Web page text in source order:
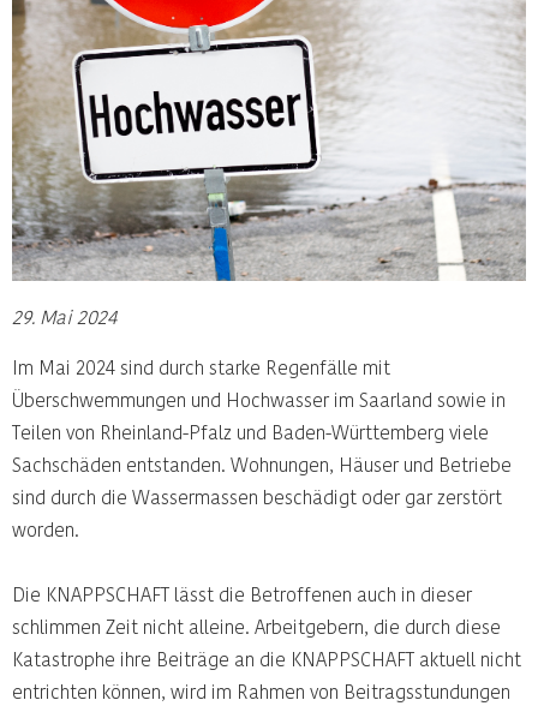
29. Mai 2024
Im Mai 2024 sind durch starke Regenfälle mit
Überschwemmungen und Hochwasser im Saarland sowie in
Teilen von Rheinland-Pfalz und Baden-Württemberg viele
Sachschäden entstanden. Wohnungen, Häuser und Betriebe
sind durch die Wassermassen beschädigt oder gar zerstört
worden.
Die KNAPPSCHAFT lässt die Betroffenen auch in dieser
schlimmen Zeit nicht alleine. Arbeitgebern, die durch diese
Katastrophe ihre Beiträge an die KNAPPSCHAFT aktuell nicht
entrichten können, wird im Rahmen von Beitragsstundungen